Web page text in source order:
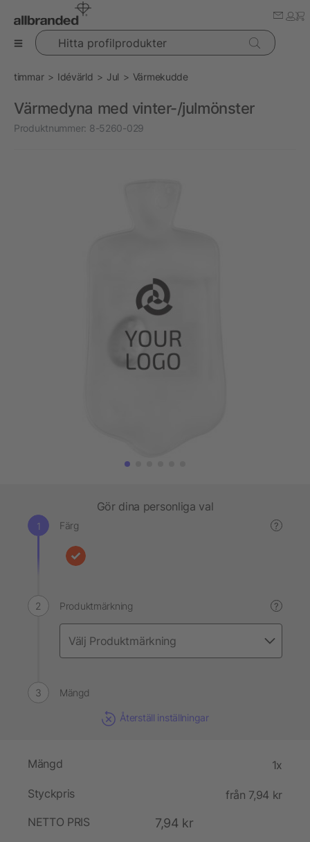
Hitta profilprodukter
timmar Idévärld Jul Värmekudde
Värmedyna med vinter-/julmönster
Produktnummer: 8-5260-029
Gör dina personliga val
Färg ?
Produktmärkning ?
Mängd
Återställ inställningar
Mängd 1x
Styckpris
från 7,94 kr
NETTO PRIS
7,94 kr